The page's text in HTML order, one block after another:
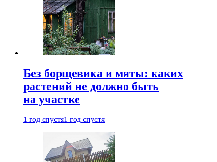
Без борщевика и мяты: каких
растений не должно быть
на участке
1 год спустя1 год спустя